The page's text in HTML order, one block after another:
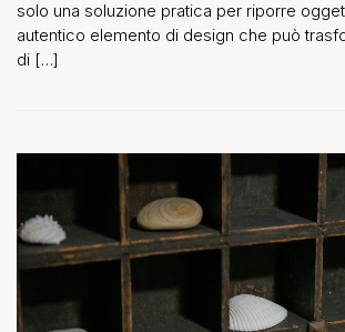
solo una soluzione pratica per riporre
autentico elemento di design che può
di […]